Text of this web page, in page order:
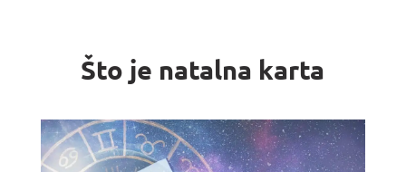
Što je natalna karta